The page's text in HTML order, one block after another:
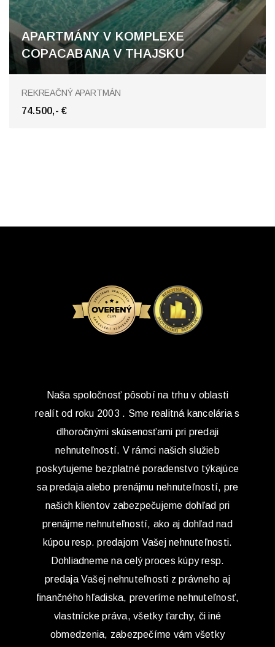
APARTMÁNY V KOMPLEXE
COPACABANA V THAJSKU
Pattaya, Pattaya
REKREAČNÝ APARTMÁN
74.500,- €
Naša spoločnosť pôsobí na trhu v oblasti
realít od roku 2003 . Sme realitná kancelária s
dlhoročnými skúsenosťami pri predaji
nehnuteľností. V rámci našich služieb
poskytujeme bezplatné poradenstvo týkajúce
sa predaja alebo prenájmu nehnuteľností, pre
našich klientov zabezpečujeme dohľad pri
prenájme nehnuteľností, ako aj dohľad nad
kúpou resp. predajom Vašej nehnuteľnosti.
Dohliadneme na celý proces kúpy resp.
predaja Vašej nehnuteľnosti z právneho aj
finančného hľadiska, preveríme nehnuteľnosť,
vlastnícke práva, všetky ťarchy, či iné
obmedzenia, zabezpečíme vám všetky